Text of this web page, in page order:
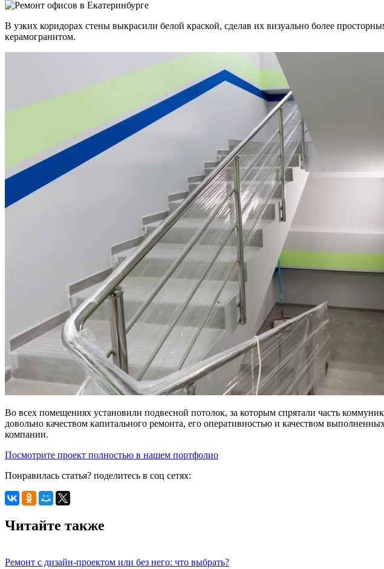
В узких коридорах стены выкрасили белой краской, сделав их визуально более
керамогранитом.
Во всех помещениях установили подвесной потолок, за которым спрятали часть
довольно качеством капитального ремонта, его оперативностью и качеством
компании.
Посмотрите проект полностью в нашем портфолио
Понравилась статья? поделитесь в соц сетях:
Читайте также
Ремонт с дизайн-проектом или без него: что выбрать?